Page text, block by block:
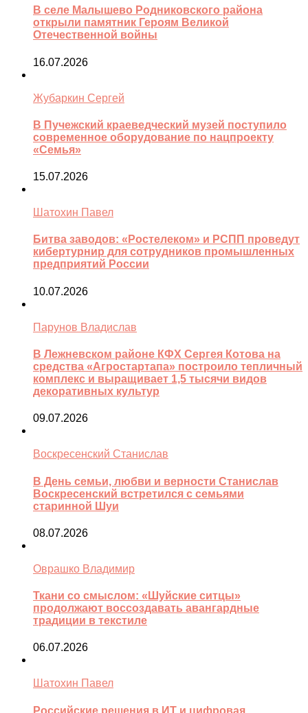
В селе Малышево Родниковского района
открыли памятник Героям Великой
Отечественной войны
16.07.2026
Жубаркин Сергей
В Пучежский краеведческий музей поступило
современное оборудование по нацпроекту
«Семья»
15.07.2026
Шатохин Павел
Битва заводов: «Ростелеком» и РСПП проведут
кибертурнир для сотрудников промышленных
предприятий России
10.07.2026
Парунов Владислав
В Лежневском районе КФХ Сергея Котова на
средства «Агростартапа» построило тепличный
комплекс и выращивает 1,5 тысячи видов
декоративных культур
09.07.2026
Воскресенский Станислав
В День семьи, любви и верности Станислав
Воскресенский встретился с семьями
старинной Шуи
08.07.2026
Оврашко Владимир
Ткани со смыслом: «Шуйские ситцы»
продолжают воссоздавать авангардные
традиции в текстиле
06.07.2026
Шатохин Павел
Российские решения в ИТ и цифровая